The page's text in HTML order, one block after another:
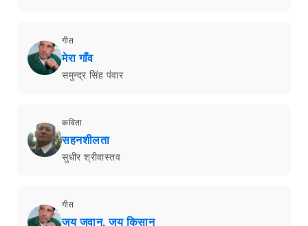
गीत
मेरा गाँव
समुन्द्र सिंह पंवार
कविता
सहनशीलता
सुधीर श्रीवास्तव
गीत
जय जवान, जय किसान